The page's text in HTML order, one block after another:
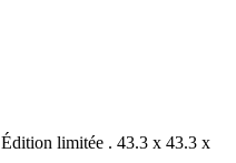
Édition limitée . 43.3 x 43.3 x